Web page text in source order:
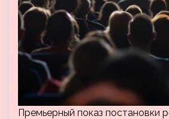
Премьерный показ постановки